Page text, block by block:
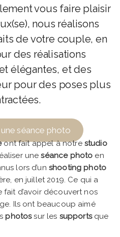
vous faire plaisir
nous réalisons
de votre couple, en
des réalisations
élégantes, et des
pour des poses plus
séance photo
ont fait appel à notre studio
uneséance photo en
lors d’un shooting photo
en juillet 2019. Ce qui a
d’avoir découvert nos
Ils ont beaucoup aimé
photossur les supports que